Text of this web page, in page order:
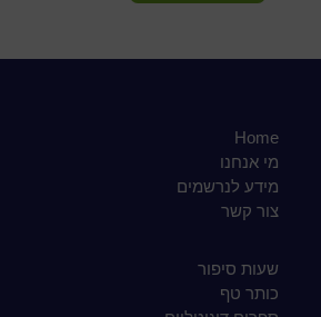
Home
מי אנחנו
מידע לנרשמים
צור קשר
שעות סיפור
כותר טף